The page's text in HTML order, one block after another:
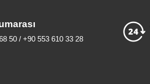
50 / +90 553 610 33 28